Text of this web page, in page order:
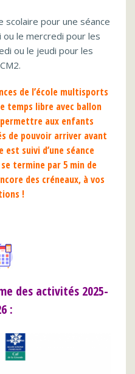
scolaire pour une séance
ou le mercredi pour les
ou le jeudi pour les
de l’école multisports
temps libre avec ballon
aux enfants
de pouvoir arriver avant
est suivi d’une séance
termine par 5 min de
des créneaux, à vos
!
des activités 2025-
: